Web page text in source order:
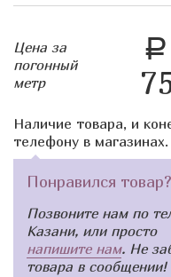
Цена за
погонный
метр
a
Наличие товара, и
телефону в магазинах.
Понравился товар?
Позвоните нам по
Казани, или просто
напишите нам. Не
товара в сообщении!